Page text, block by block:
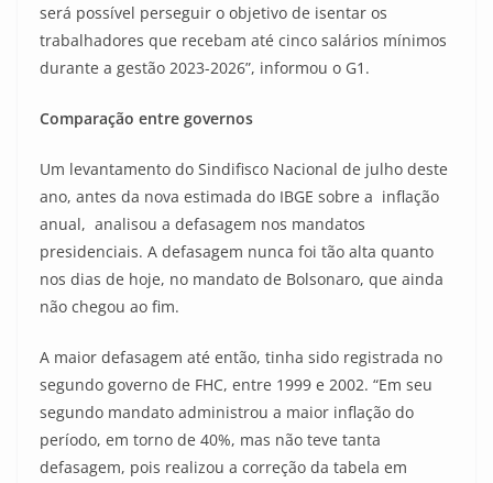
será possível perseguir o objetivo de isentar os
trabalhadores que recebam até cinco salários mínimos
durante a gestão 2023-2026”, informou o G1.
Comparação entre governos
Um levantamento do Sindifisco Nacional de julho deste
ano, antes da nova estimada do IBGE sobre a inflação
anual, analisou a defasagem nos mandatos
presidenciais. A defasagem nunca foi tão alta quanto
nos dias de hoje, no mandato de Bolsonaro, que ainda
não chegou ao fim.
A maior defasagem até então, tinha sido registrada no
segundo governo de FHC, entre 1999 e 2002. “Em seu
segundo mandato administrou a maior inflação do
período, em torno de 40%, mas não teve tanta
defasagem, pois realizou a correção da tabela em